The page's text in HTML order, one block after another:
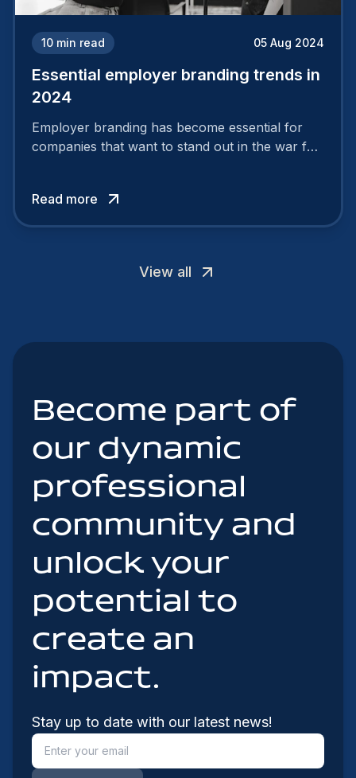
10 min read 05 Aug 2024
Essential employer branding trends in
2024
Employer branding has become essential for
companies that want to stand out in the war for
attract the best profiles.
Read more
View all
Become part of
our dynamic
professional
community and
unlock your
potential to
create an
impact.
Stay up to date with our latest news!